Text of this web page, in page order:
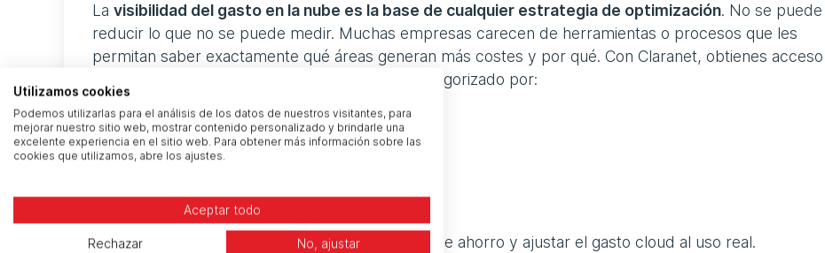
La visibilidad del gasto en la nube es la base de cualquier estrategia de optimización. No se puede
reducir lo que no se puede medir. Muchas empresas carecen de herramientas o procesos que les
permitan saber exactamente qué áreas generan más costes y por qué. Con Claranet, obtienes acceso
a un análisis detallado de tu consumo cloud, categorizado por:
Unidades de negocio
Aplicaciones o servicios
Regiones o zonas geográficas
Este enfoque permite identificar oportunidades de ahorro y ajustar el gasto cloud al uso real.
Utilizamos cookies
Podemos utilizarlas para el análisis de los datos de nuestros visitantes, para
mejorar nuestro sitio web, mostrar contenido personalizado y brindarle una
excelente experiencia en el sitio web. Para obtener más información sobre las
cookies que utilizamos, abre los ajustes.
Aceptar todo
Rechazar No, ajustar